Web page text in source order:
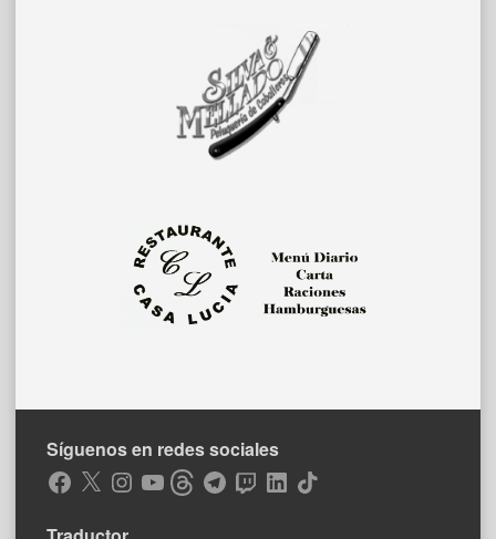
Síguenos en redes sociales
Facebook
X Instagram
YouTubeThreadsTelegramTwitchLinkedIn
TikTok